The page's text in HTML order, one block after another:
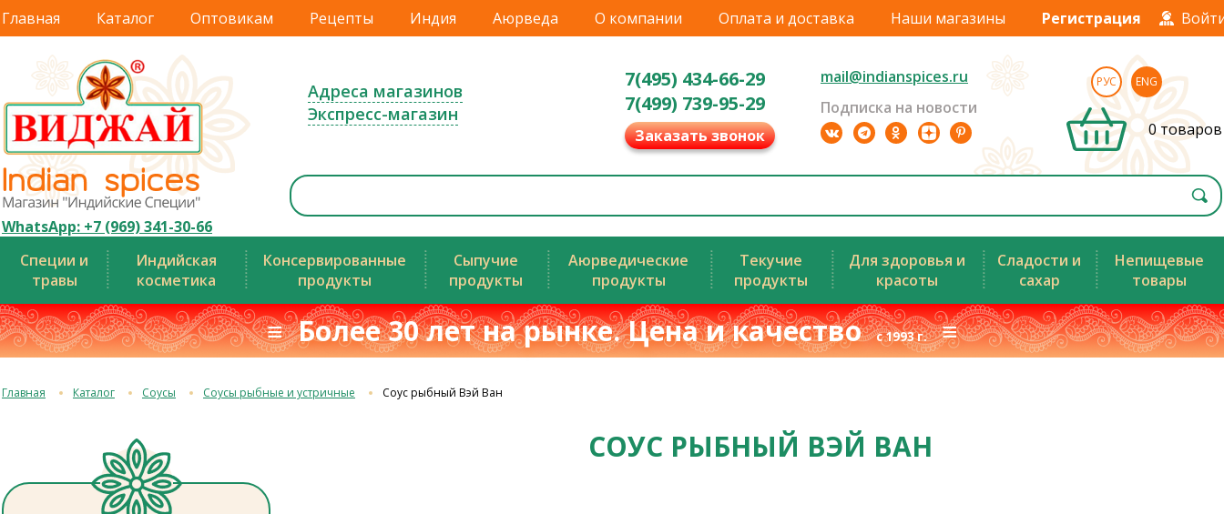
Главная Каталог Оптовикам Рецепты Индия Аюрведа О компании Оплата и доставка Наши магазины Регистрация
WhatsApp: +7 (969) 341-30-66
Адреса магазинов
Экспресс-магазин
7(495) 434-66-29
7(499) 739-95-29
Заказать звонок
mail@indianspices.ru
Подписка на новости
РУС ENG
0 товаров
Специи и
травы
Индийская
косметика
Консервированные
продукты
Сыпучие
продукты
Аюрведические
продукты
Текучие
продукты
Для здоровья и
красоты
Сладости и
сахар
Непищевые
товары
≡ Более 30 лет на рынке. Цена и качествос 1993 г.≡
Главная Каталог Соусы Соусы рыбные и устричные Соус рыбный Вэй Ван
СОУС РЫБНЫЙ ВЭЙ ВАН